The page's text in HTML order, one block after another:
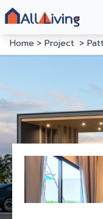
Home
Project